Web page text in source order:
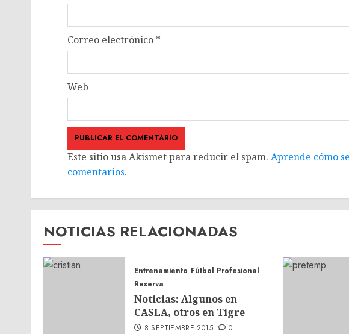
Correo electrónico *
Web
Este sitio usa Akismet para reducir el spam. Aprende cómo
comentarios.
NOTICIAS RELACIONADAS
Entrenamiento Fútbol Profesional
Reserva
Noticias: Algunos en
CASLA, otros en Tigre
8 SEPTIEMBRE 2015 0